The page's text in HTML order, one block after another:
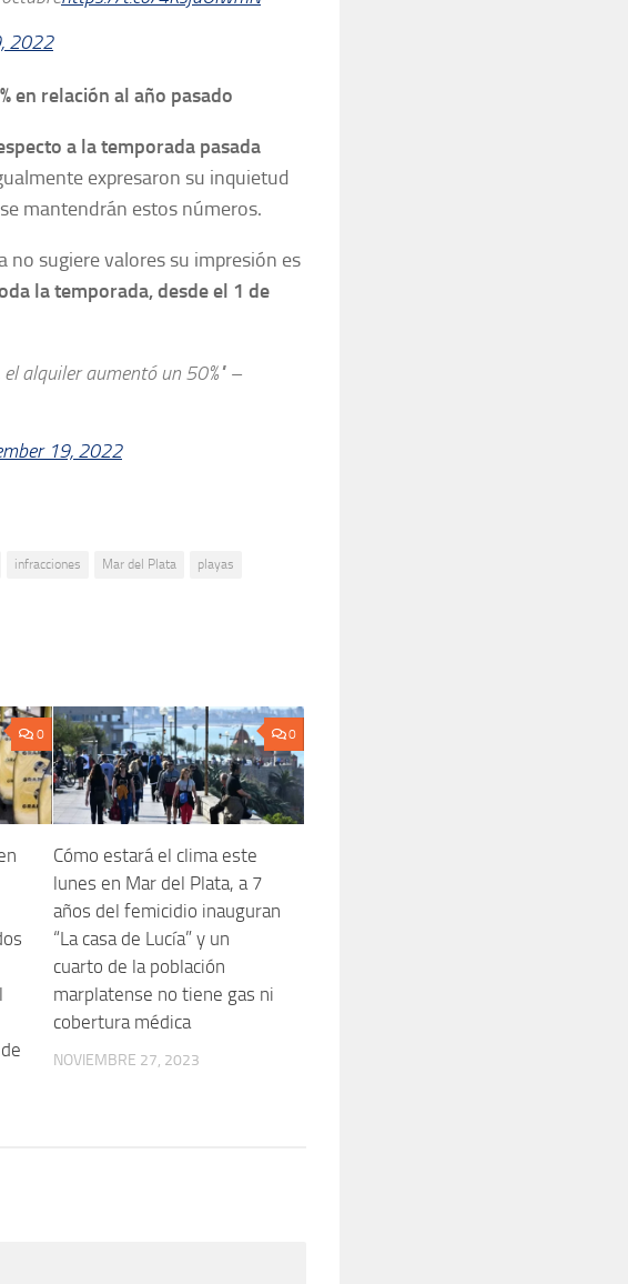
2022
en relación al año pasado
a la temporada pasada
expresaron su inquietud
mantendrán estos números.
no sugiere valores su impresión es
la temporada, desde el 1 de
alquiler aumentó un 50%" –
19, 2022
infracciones Mar del Plata
playas
0 0
Cómo estará el clima este
lunes en Mar del Plata, a 7
años del femicidio inauguran
“La casa de Lucía” y un
cuarto de la población
marplatense no tiene gas ni
cobertura médica
NOVIEMBRE 27, 2023